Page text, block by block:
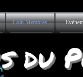
▼
Coin Membres ▼
du